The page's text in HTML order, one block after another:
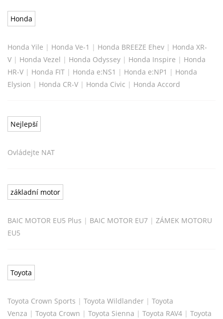
Honda
Honda Yile | Honda Ve-1 | Honda BREEZE Ehev | Honda XR-
V | Honda Vezel | Honda Odyssey | Honda Inspire | Honda
HR-V | Honda FIT | Honda e:NS1 | Honda e:NP1 | Honda
Elysion | Honda CR-V | Honda Civic | Honda Accord
Nejlepší
Ovládejte NAT
základní motor
BAIC MOTOR EU5 Plus | BAIC MOTOR EU7 | ZÁMEK MOTORU
EU5
Toyota
Toyota Crown Sports | Toyota Wildlander | Toyota
Venza | Toyota Crown | Toyota Sienna | Toyota RAV4 | Toyota